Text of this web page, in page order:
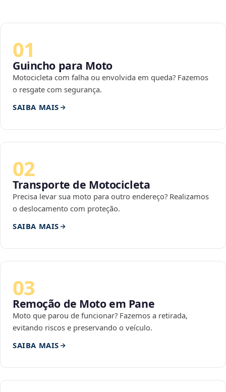
01
Guincho para Moto
Motocicleta com falha ou envolvida em queda? Fazemos
o resgate com segurança.
SAIBA MAIS
02
Transporte de Motocicleta
Precisa levar sua moto para outro endereço? Realizamos
o deslocamento com proteção.
SAIBA MAIS
03
Remoção de Moto em Pane
Moto que parou de funcionar? Fazemos a retirada,
evitando riscos e preservando o veículo.
SAIBA MAIS